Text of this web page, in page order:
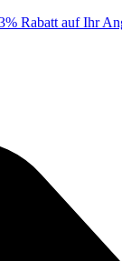
Rabatt auf Ihr